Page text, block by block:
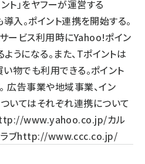
ト」をヤフーが運営する
入。ポイント連携を開始する。
ービス利用時にYahoo!ポイン
うになる。また、Tポイントは
物でも利用できる。ポイント
広告事業や地域事業、イン
いてはそれぞれ連携について
www.yahoo.co.jp/カル
ブhttp://www.ccc.co.jp/